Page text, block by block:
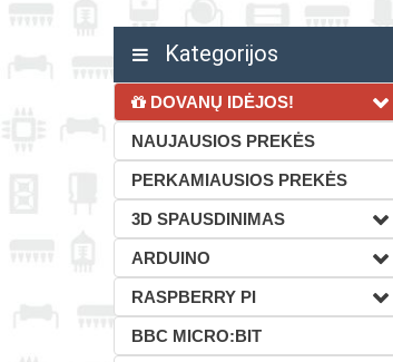
Kategorijos
DOVANŲ IDĖJOS!
NAUJAUSIOS PREKĖS
PERKAMIAUSIOS PREKĖS
3D SPAUSDINIMAS
ARDUINO
RASPBERRY PI
BBC MICRO:BIT